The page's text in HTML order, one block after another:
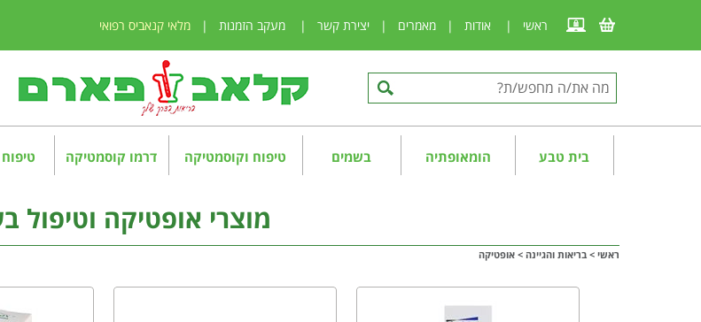
ראשי | אודות | מאמרים | יצירת קשר | מעקב הזמנות | מלאי קנאביס רפואי
בית טבע הומאופתיה בשמים טיפוח וקוסמטיקה דרמו קוסמטיקה
מוצרי אופטיקה וטיפול
ראשי > בריאות והגיינה > אופטיקה